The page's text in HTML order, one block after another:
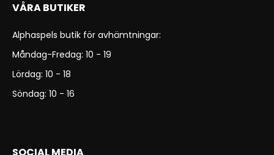
VÅRA BUTIKER
Alphaspels butik för avhämtningar:
Måndag-Fredag: 10 - 19
Lördag: 10 - 18
Söndag: 10 - 16